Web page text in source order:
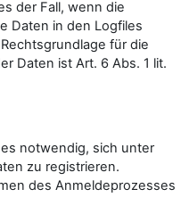
der Fall, wenn die
Daten in den Logfiles
für die
Daten ist Art. 6 Abs. 1 lit.
notwendig, sich unter
zu registrieren.
des Anmeldeprozesses